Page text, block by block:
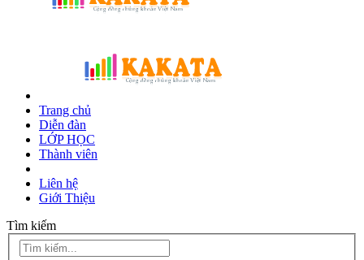
Trang chủ
Diễn đàn
LỚP HỌC
Thành viên
Liên hệ
Giới Thiệu
Tìm kiếm